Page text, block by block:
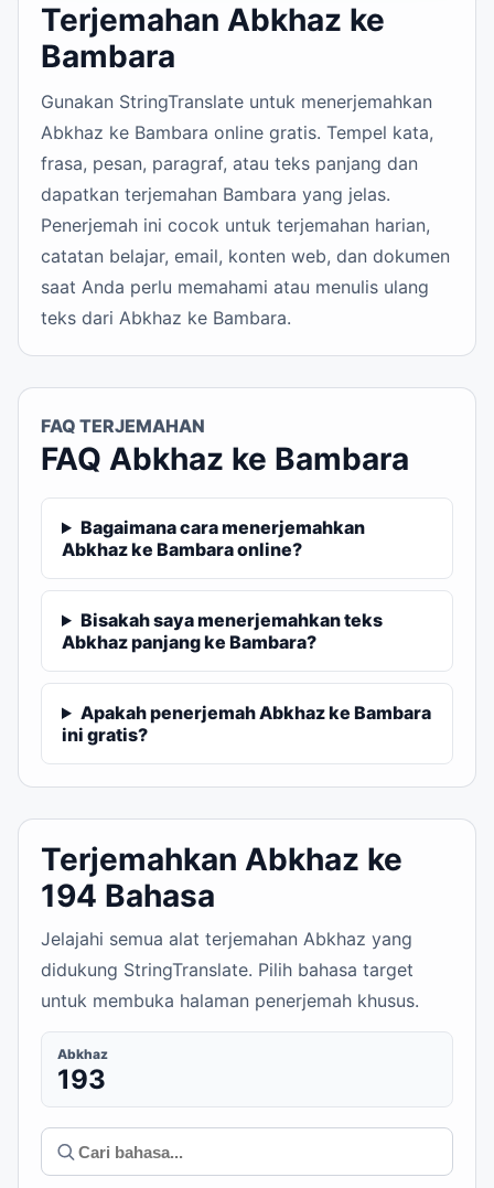
Terjemahan Abkhaz ke
Bambara
Gunakan StringTranslate untuk menerjemahkan
Abkhaz ke Bambara online gratis. Tempel kata,
frasa, pesan, paragraf, atau teks panjang dan
dapatkan terjemahan Bambara yang jelas.
Penerjemah ini cocok untuk terjemahan harian,
catatan belajar, email, konten web, dan dokumen
saat Anda perlu memahami atau menulis ulang
teks dari Abkhaz ke Bambara.
FAQ TERJEMAHAN
FAQ Abkhaz ke Bambara
Bagaimana cara menerjemahkan
Abkhaz ke Bambara online?
Bisakah saya menerjemahkan teks
Abkhaz panjang ke Bambara?
Apakah penerjemah Abkhaz ke Bambara
ini gratis?
Terjemahkan Abkhaz ke
194 Bahasa
Jelajahi semua alat terjemahan Abkhaz yang
didukung StringTranslate. Pilih bahasa target
untuk membuka halaman penerjemah khusus.
Abkhaz
193